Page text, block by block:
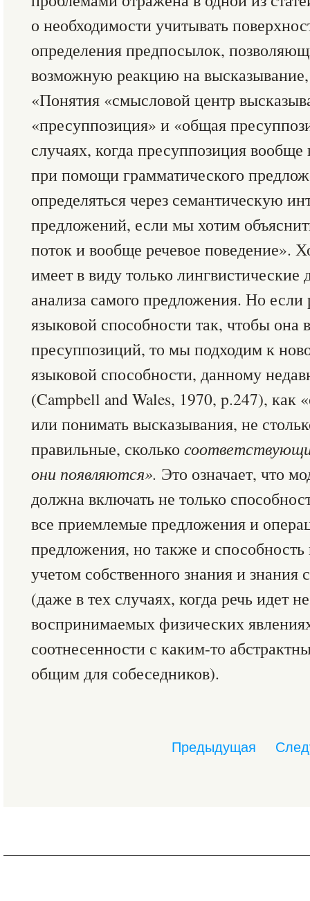
о необходимости учитывать
определения предпосылок,
возможную реакцию на
«Понятия «смысловой центр
«пресуппозиция» и «общая
случаях, когда пресуппозиция
при помощи грамматического
определяться через семантиче­скую
предложений, если мы хотим
поток и вообще речевое поведение».
имеет в виду только
анализа самого предложения. Но
языковой спо­собности так, чтобы она
пресуппози­ций, то мы подходим к
языковой способности, данному
(Campbell and Wales, 1970, p.247), как
или понимать высказывания, не
правильные, сколько
они появляются». Это означает, что
должна включать не только
все приемлемые пред­ложения и
предложения, но также и способность
учетом собственного знания и знания
(даже в тех случаях, когда речь идет
воспринимаемых физических
соотнесенности с каким-то
общим для собеседников).
Предыдущая